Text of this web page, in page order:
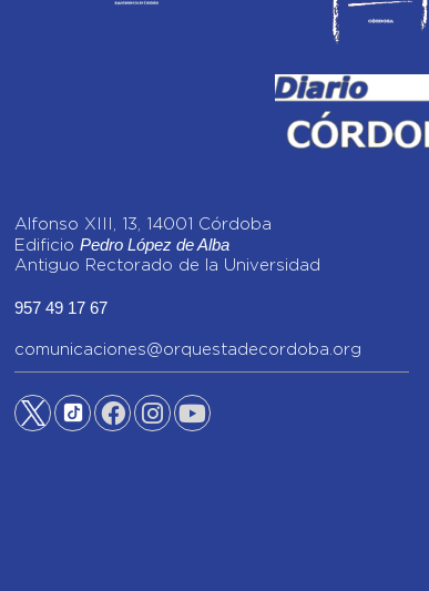
Alfonso XIII, 13, 14001 Córdoba
EdificioPedro López de Alba
Antiguo Rectorado de la Universidad
957 49 17 67
comunicaciones@orquestadecordoba.org